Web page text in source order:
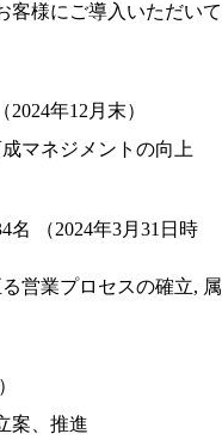
客様にご導入いただいて
年12月末）
マネジメントの向上
名 （2024年3月31日時
営業プロセスの確立, 属
案、推進